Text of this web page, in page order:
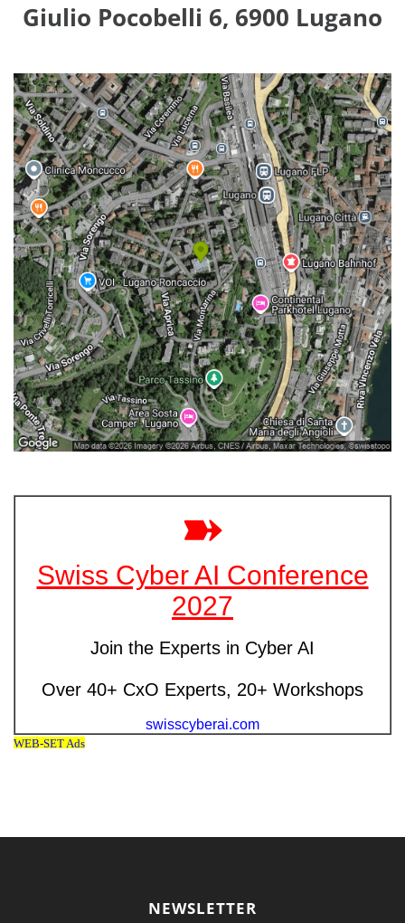
Giulio Pocobelli 6, 6900 Lugano
NEWSLETTER